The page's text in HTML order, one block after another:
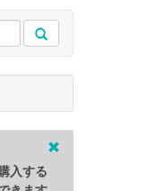
入する